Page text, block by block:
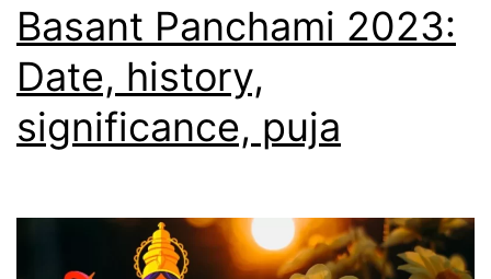
Basant Panchami 2023:
Date, history,
significance, puja